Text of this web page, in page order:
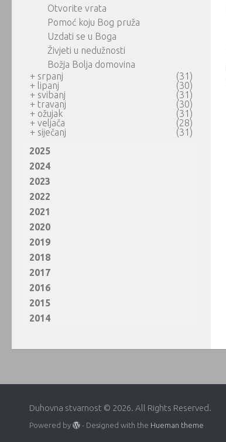
Otvorite vrata
Pomoć koju Bog pruža
Uzdati se u Boga
Živjeti u nedužnosti
Božja Bolja domovina
+ srpanj
(31)
+ lipanj
(30)
+ svibanj
(31)
+ travanj
(30)
+ ožujak
(31)
+ veljača
(28)
+ siječanj
(31)
2025
2024
2023
2022
2021
2020
2019
2018
2017
2016
2015
2014
Duhovna stvarnost © 2026. All Rights Reserved.
Powered by - Designed with the Hueman theme